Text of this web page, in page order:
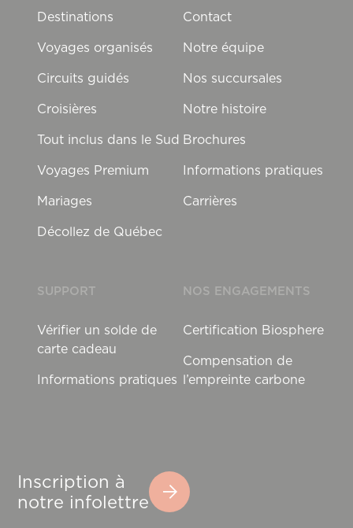
Destinations
Voyages organisés
Circuits guidés
Croisières
Tout inclus dans le Sud
Voyages Premium
Mariages
Décollez de Québec
Contact
Notre équipe
Nos succursales
Notre histoire
Brochures
Informations pratiques
Carrières
SUPPORT
Vérifier un solde de
carte cadeau
Informations pratiques
NOS ENGAGEMENTS
Certification Biosphere
Compensation de
l’empreinte carbone
Inscription à
notre infolettre